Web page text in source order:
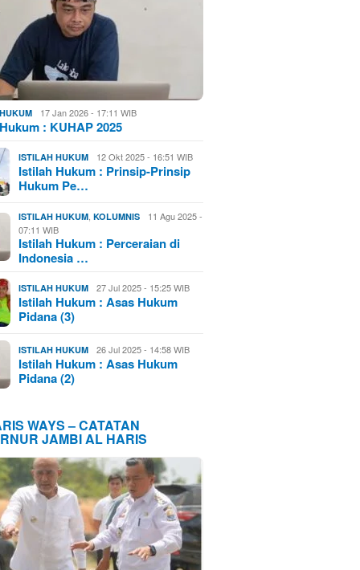
17 Jan 2026 - 17:11 WIB
: KUHAP 2025
ISTILAH HUKUM 12 Okt 2025 - 16:51 WIB
Istilah Hukum : Prinsip-Prinsip
Hukum Pe…
ISTILAH HUKUM ,KOLUMNIS
11 Agu 2025 -
07:11 WIB
Istilah Hukum : Perceraian di
Indonesia …
ISTILAH HUKUM 27 Jul 2025 - 15:25 WIB
Istilah Hukum : Asas Hukum
Pidana (3)
ISTILAH HUKUM 26 Jul 2025 - 14:58 WIB
Istilah Hukum : Asas Hukum
Pidana (2)
WAYS – CATATAN
JAMBI AL HARIS